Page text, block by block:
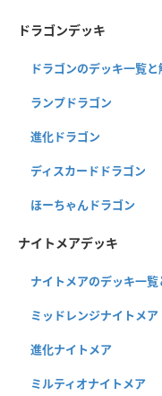
ドラゴンデッキ
ドラゴンのデッキ一覧と
ランプドラゴン
進化ドラゴン
ディスカードドラゴン
ほーちゃんドラゴン
ナイトメアデッキ
ナイトメアのデッキ一覧
ミッドレンジナイトメア
進化ナイトメア
ミルティオナイトメア